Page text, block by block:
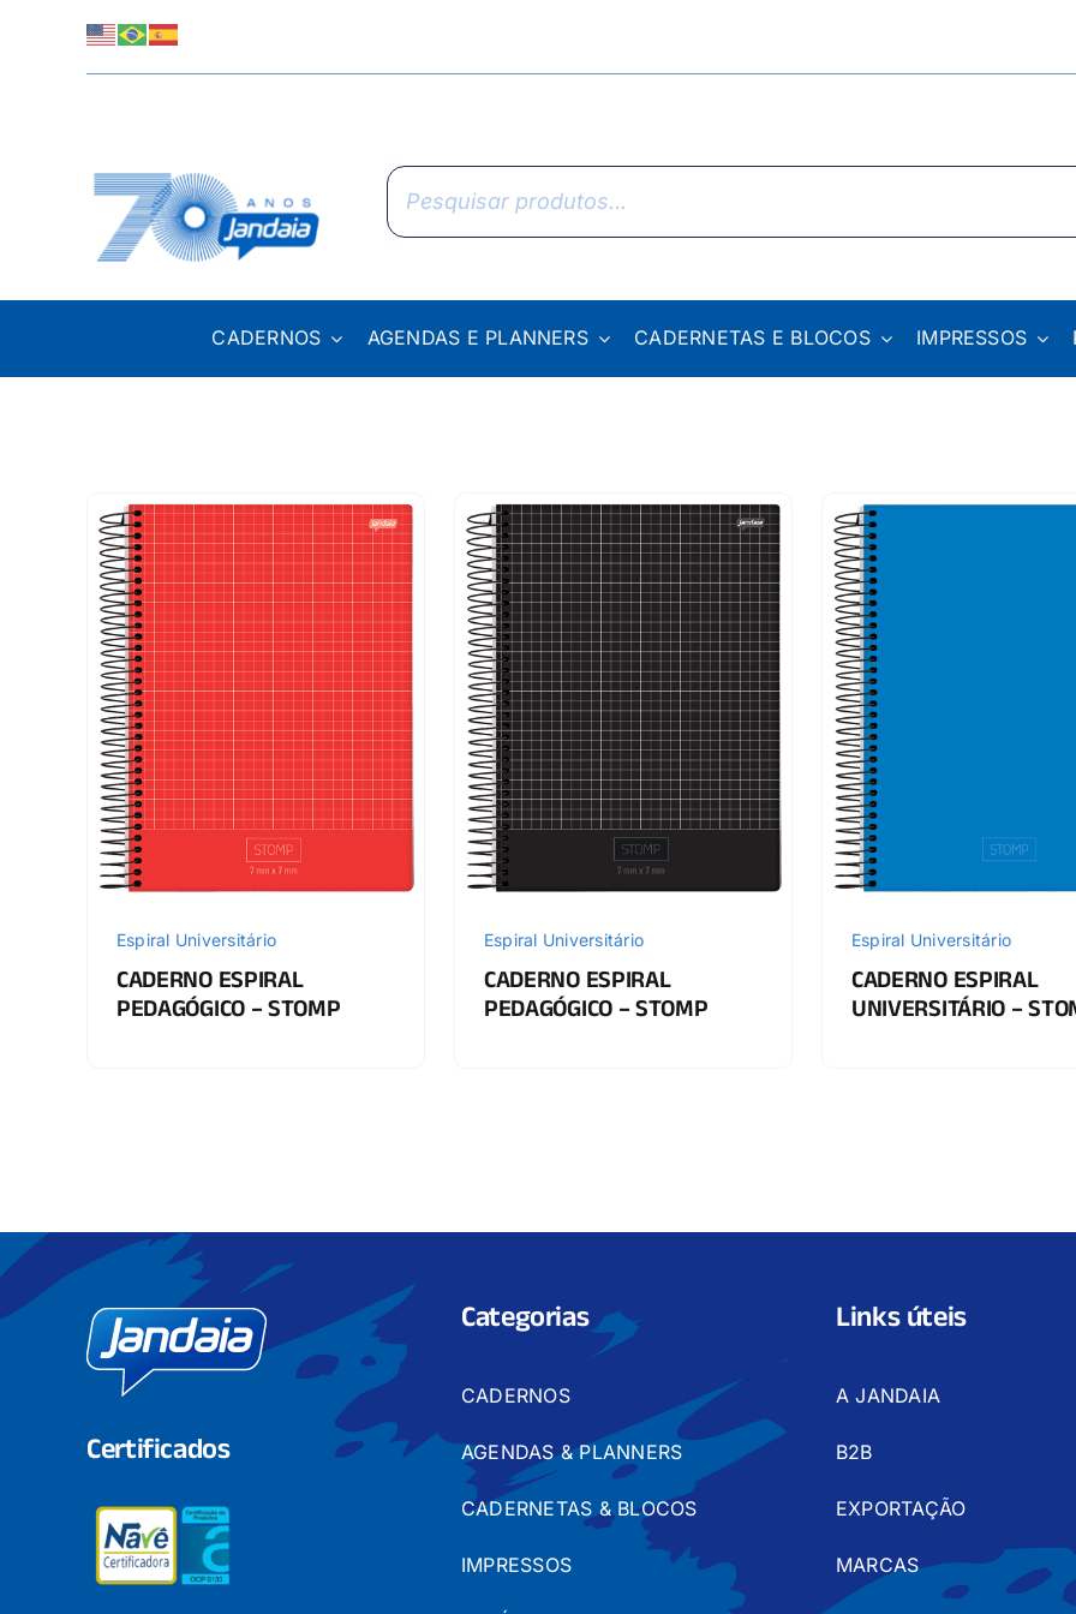
Pesquisar
produtos
CADERNOS AGENDAS E PLANNERS CADERNETAS E BLOCOS IMPRESSOS
Espiral Universitário
CADERNO ESPIRAL
PEDAGÓGICO – STOMP
Espiral Universitário
CADERNO ESPIRAL
PEDAGÓGICO – STOMP
Espiral Universitário
CADERNO ESPIRAL
UNIVERSITÁRIO –
Certificados
Categorias
CADERNOS
AGENDAS & PLANNERS
CADERNETAS & BLOCOS
IMPRESSOS
Links úteis
A JANDAIA
B2B
EXPORTAÇÃO
MARCAS